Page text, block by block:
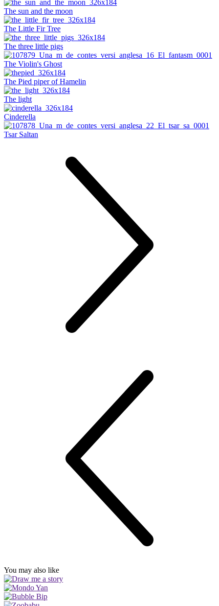
The sun and the moon
The Little Fir Tree
The three little pigs
The Violin's Ghost
The Pied piper of Hamelin
The light
Cinderella
Tsar Saltan
You may also like